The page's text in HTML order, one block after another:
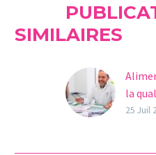
SIMILAIRES
la
Le
25 Juil